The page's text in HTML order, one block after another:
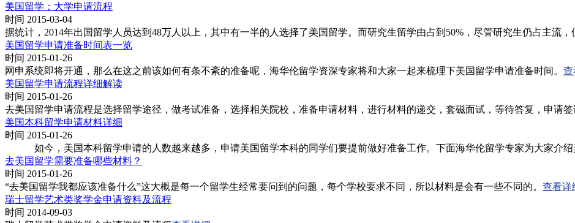
美国留学：大学申请流程
时间 2015-03-04
据统计，2014年出国留学人员达到48万人以上，其中有一半的人选择了美国留学。而研究生留学由占到50%，尽管研究生仍占主流
美国留学申请准备时间表一览
时间 2015-01-26
网申系统即将开通，那么在这之前该如何有条不紊的准备呢，海华伦留学资深专家将和大家一起来梳理下美国留学申请准备时间。 查
美国留学申请流程详细解读
时间 2015-01-26
去美国留学申请流程是选择留学途径，做考试准备，选择相关院校，准备申请材料，进行材料的递交，套磁面试，等待答复，申请
美国本科留学申请材料详细
时间 2015-01-26
如今，美国本科留学申请的人数越来越多，申请美国留学本科的同学们要提前做好准备工作。下面海华伦留学专家为大家介绍
去美国留学需要准备哪些材料？
时间 2015-01-26
“去美国留学我都应该准备什么”这大概是每一个留学生经常要问到的问题，每个学校要求不同，所以材料是会有一些不同的。 查看详
瑞士留学艺术类奖学金申请资料及流程
时间 2014-09-03